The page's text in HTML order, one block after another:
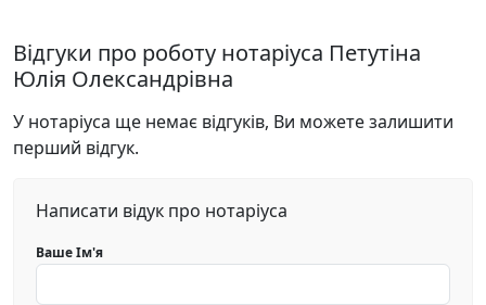
Відгуки про роботу нотаріуса Петутіна
Юлія Олександрівна
У нотаріуса ще немає відгуків, Ви можете залишити
перший відгук.
Написати відук про нотаріуса
Ваше Ім'я